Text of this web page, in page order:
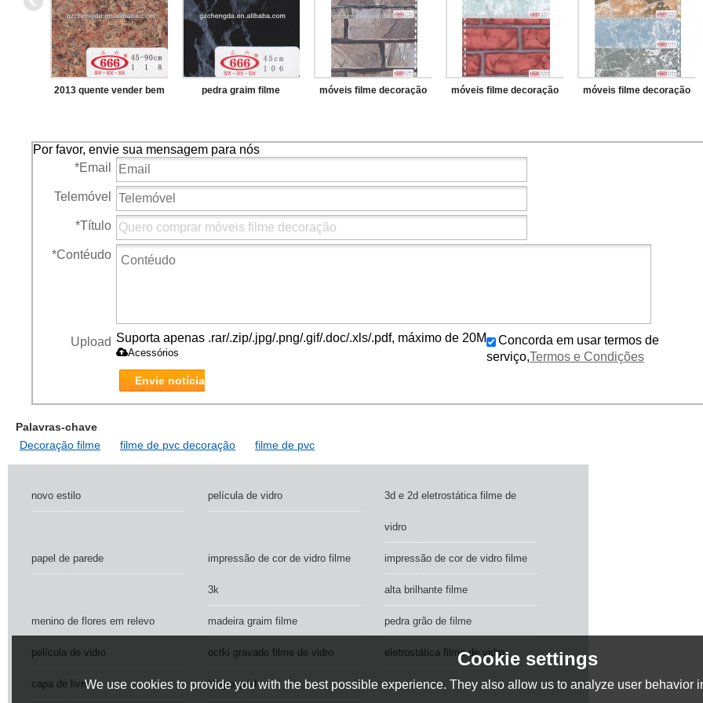
2013 quente vender bem pedra graim filme móveis filme decoração móveis filme decoração móveis filme decoração
Por favor, envie sua mensagem para nós
*Email
Telemóvel
*Título
*Contéudo
Upload Suporta apenas .rar/.zip/.jpg/.png/.gif/.doc/.xls/.pdf, máximo de 20M
Acessórios
Concorda em usar termos de
serviço,Termos e Condições
Envie notícia
Palavras-chave
Decoração filme
filme de pvc decoração filme de pvc
novo estilo película de vidro 3d e 2d eletrostática filme de
vidro
papel de parede impressão de cor de vidro filme
3k
impressão de cor de vidro filme
alta brilhante filme
menino de flores em relevo
película de vidro
madeira graim filme pedra grão de filme
octki gravado filme de vidro eletrostática filme de vidro
capa de livro Ungrouped
Cookie settings
We use cookies to provide you with the best possible experience. They also allow us to analyze user behavior